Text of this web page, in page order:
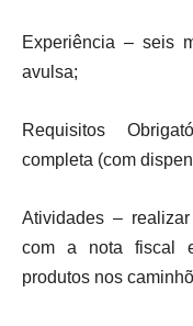
Experiência – seis
avulsa;
Requisitos
completa (com
Atividades –
com a nota fiscal
produtos nos